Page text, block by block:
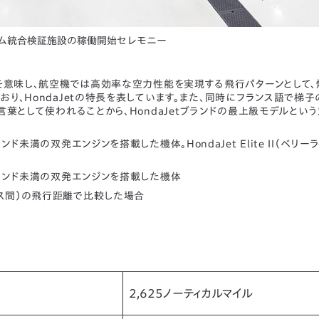
統合検証施設の稼働開始セレモニー
意味し、航空機では高効率な空力性能を実現する飛行パターンとして
、HondaJetの特長を表しています。また、同時にフランス語で梯子
葉として使われることから、HondaJetブランドの最上級モデルとい
未満の双発エンジンを搭載した機体。HondaJet Elite II（ベリーラ
未満の双発エンジンを搭載した機体
間）の飛行距離で比較した場合
2,625ノーティカルマイル